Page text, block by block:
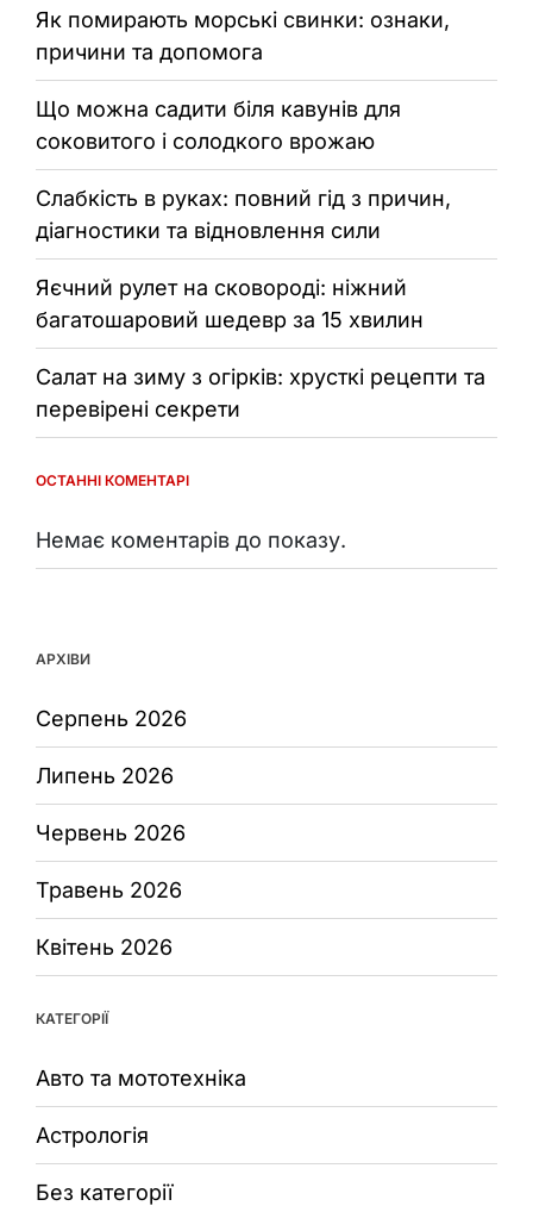
Як помирають морські свинки: ознаки,
причини та допомога
Що можна садити біля кавунів для
соковитого і солодкого врожаю
Слабкість в руках: повний гід з причин,
діагностики та відновлення сили
Яєчний рулет на сковороді: ніжний
багатошаровий шедевр за 15 хвилин
Салат на зиму з огірків: хрусткі рецепти та
перевірені секрети
ОСТАННІ КОМЕНТАРІ
Немає коментарів до показу.
АРХІВИ
Серпень 2026
Липень 2026
Червень 2026
Травень 2026
Квітень 2026
КАТЕГОРІЇ
Авто та мототехніка
Астрологія
Без категорії